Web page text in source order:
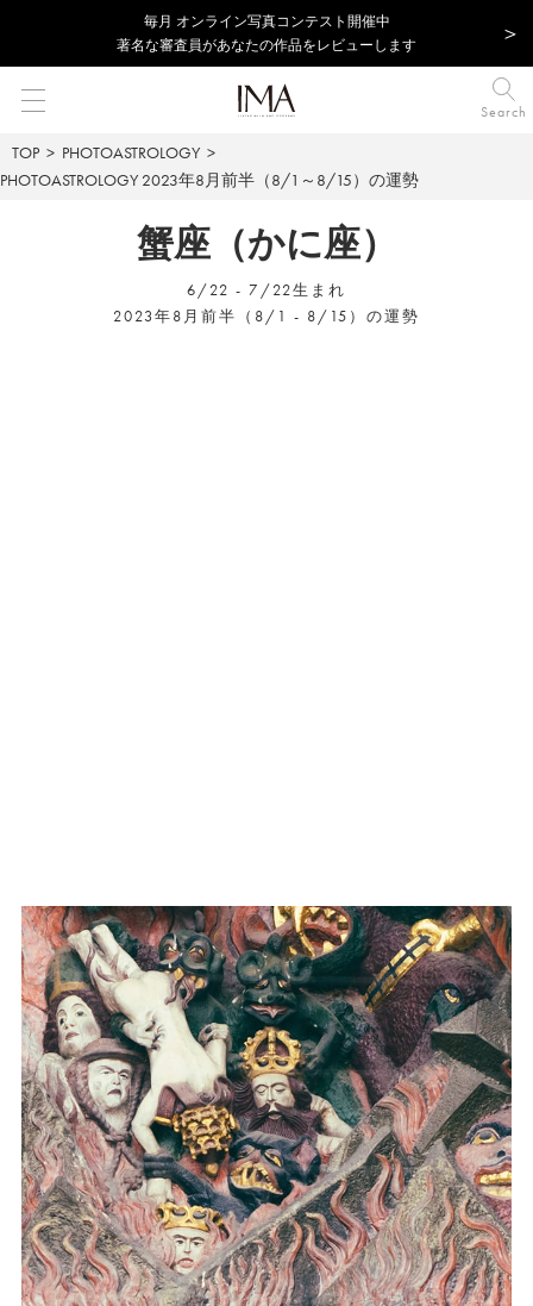
毎⽉ オンライン写真コンテスト開催中
著名な審査員があなたの作品をレビューします
Search
TOP
PHOTOASTROLOGY
PHOTOASTROLOGY 2023年8月前半（8/1～8/15）の運勢
蟹座（かに座）
6/22 - 7/22生まれ
2023年8月前半（8/1 - 8/15）の運勢